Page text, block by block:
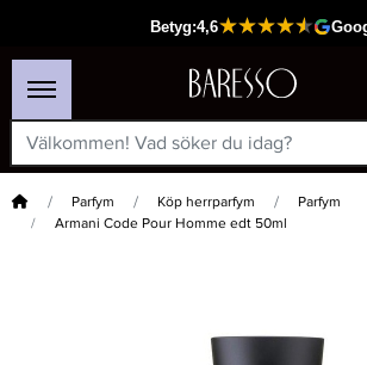
Hem Parfym Köp herrparfym
Parfym
Armani Code Pour Homme edt 50ml